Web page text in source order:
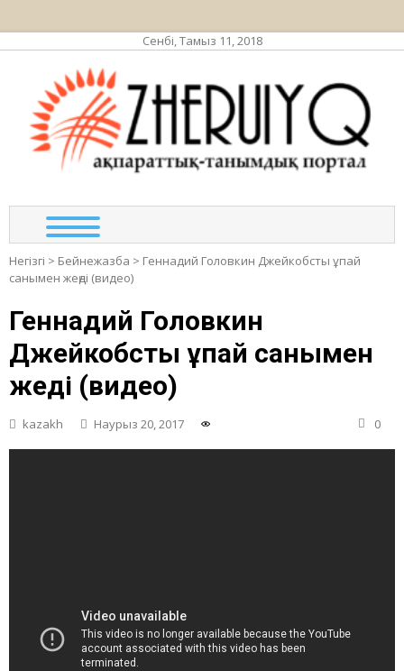
Сенбі, Тамыз 11, 2018
Негізгі > Бейнежазба > Геннадий Головкин Джейкобсты ұпай
санымен жеңді (видео)
Геннадий Головкин
Джейкобсты ұпай санымен
жеңді (видео)
kazakh Наурыз 20, 2017 0